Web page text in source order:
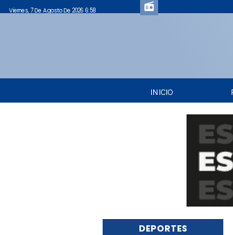
INICIO
Viernes, 7 De Agosto De 2026 6:58
DEPORTES